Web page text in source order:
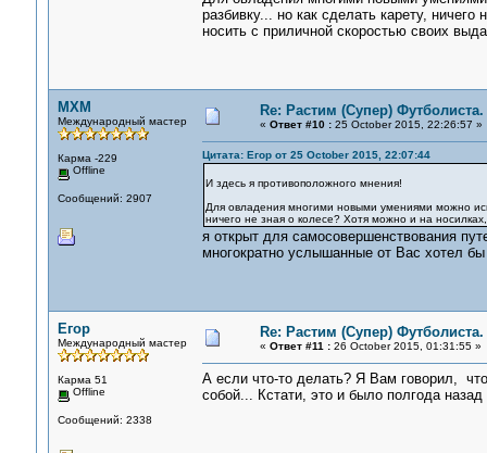
разбивку... но как сделать карету,
носить с приличной скоростью своих
MXM
Международный мастер
Карма -229
Offline
Сообщений: 2907
Re: Растим (Супер) Футболиста.
« Ответ #10 :25 October 2015, 22:26:57 »
Цитата: Егор от 25 October 2015, 22:07:44
И здесь я противоположного мнения!
Для овладения многими новыми умениями можно
ничего не зная о колесе? Хотя можно и на
я открыт для самосовершенствования
многократно услышанные от Вас хотел
Егор
Международный мастер
Карма 51
Offline
Сообщений: 2338
Re: Растим (Супер) Футболиста.
« Ответ #11 :26 October 2015, 01:31:55 »
А если что-то делать? Я Вам говорил,
собой... Кстати, это и было полгода